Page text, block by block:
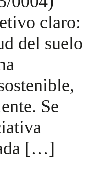
claro:
del suelo
Se
[…]